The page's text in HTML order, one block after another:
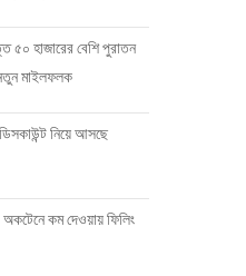
৫০ হাজারের বেশি পুরাতন
নতুন মাইলফলক
নিয়ে আসছে
কম দেওয়ায় ফিলিং